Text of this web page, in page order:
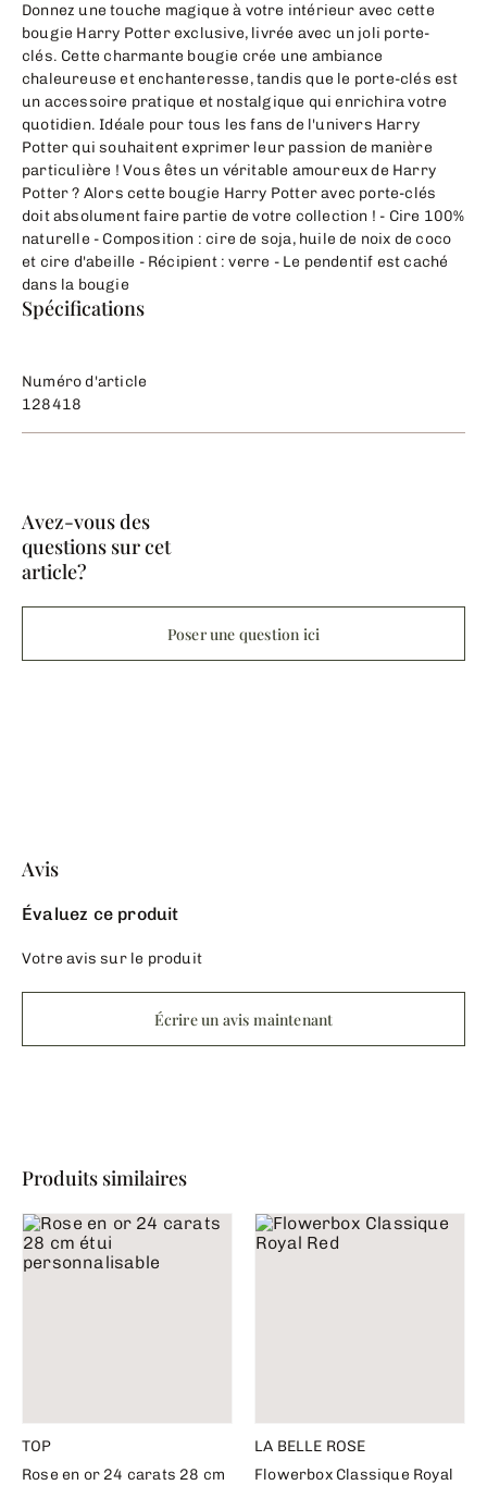
Donnez une touche magique à votre intérieur avec cette
bougie Harry Potter exclusive, livrée avec un joli porte-
clés. Cette charmante bougie crée une ambiance
chaleureuse et enchanteresse, tandis que le porte-clés est
un accessoire pratique et nostalgique qui enrichira votre
quotidien. Idéale pour tous les fans de l'univers Harry
Potter qui souhaitent exprimer leur passion de manière
particulière ! Vous êtes un véritable amoureux de Harry
Potter ? Alors cette bougie Harry Potter avec porte-clés
doit absolument faire partie de votre collection ! - Cire 100%
naturelle - Composition : cire de soja, huile de noix de coco
et cire d'abeille - Récipient : verre - Le pendentif est caché
dans la bougie
Spécifications
Numéro d'article
128418
Avez-vous des
questions sur cet
article?
Poser une question ici
Avis
Évaluez ce produit
Votre avis sur le produit
Écrire un avis maintenant
Produits similaires
TOP
Rose en or 24 carats 28 cm
LA BELLE ROSE
Flowerbox Classique Royal